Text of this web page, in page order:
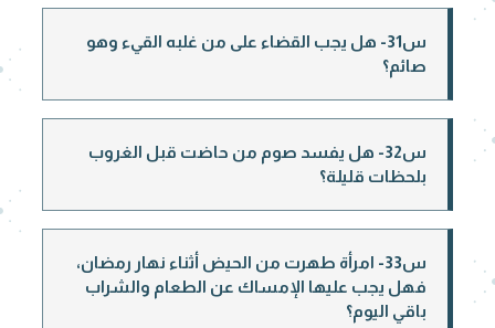
س31- هل يجب القضاء على من غلبه القيء وهو
صائم؟
س32- هل يفسد صوم من حاضت قبل الغروب
بلحظات قليلة؟
س33- امرأة طهرت من الحيض أثناء نهار رمضان،
فهل يجب عليها الإمساك عن الطعام والشراب
باقي اليوم؟